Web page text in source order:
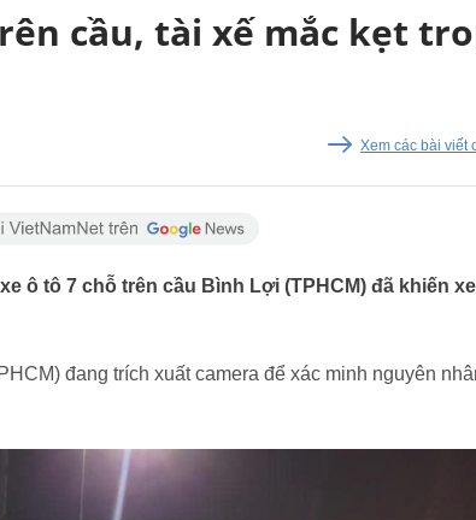
cầu, tài xế mắc kẹt
Xem các bài viết
ô tô 7 chỗ trên cầu Bình Lợi (TPHCM) đã khiến
đang trích xuất camera để xác minh nguyên